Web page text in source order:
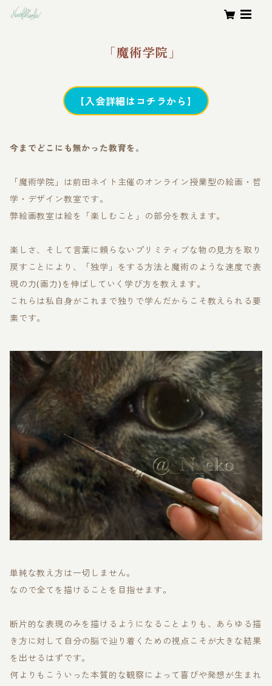
「 魔術学院」
【入会詳細はコチラから】
今までどこにも無かった教育を。
「魔術学院」は前田ネイト主催のオンライン授業型の絵画・哲
学・デザイン教室です。
弊絵画教室は絵を「楽しむこと」の部分を教えます。
楽しさ、そして言葉に頼らないプリミティブな物の見方を取り
戻すことにより、「独学」をする方法と魔術のような速度で表
現の力(画力)を伸ばしていく学び方を教えます。
これらは私自身がこれまで独りで学んだからこそ教えられる要
素です。
単純な教え方は一切しません。
なので全てを描けることを目指せます。
断片的な表現のみを描けるようになることよりも、あらゆる描
き方に対して自分の脳で辿り着くための視点こそが大きな結果
を出せるはずです。
何よりもこういった本質的な観察によって喜びや発想が生まれ